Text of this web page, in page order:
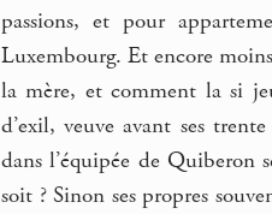
passions, et pour
Luxembourg. Et encore
la mère, et comment la si
d’exil, veuve avant ses
dans l’équipée de Quiberon
soit ? Sinon ses propres